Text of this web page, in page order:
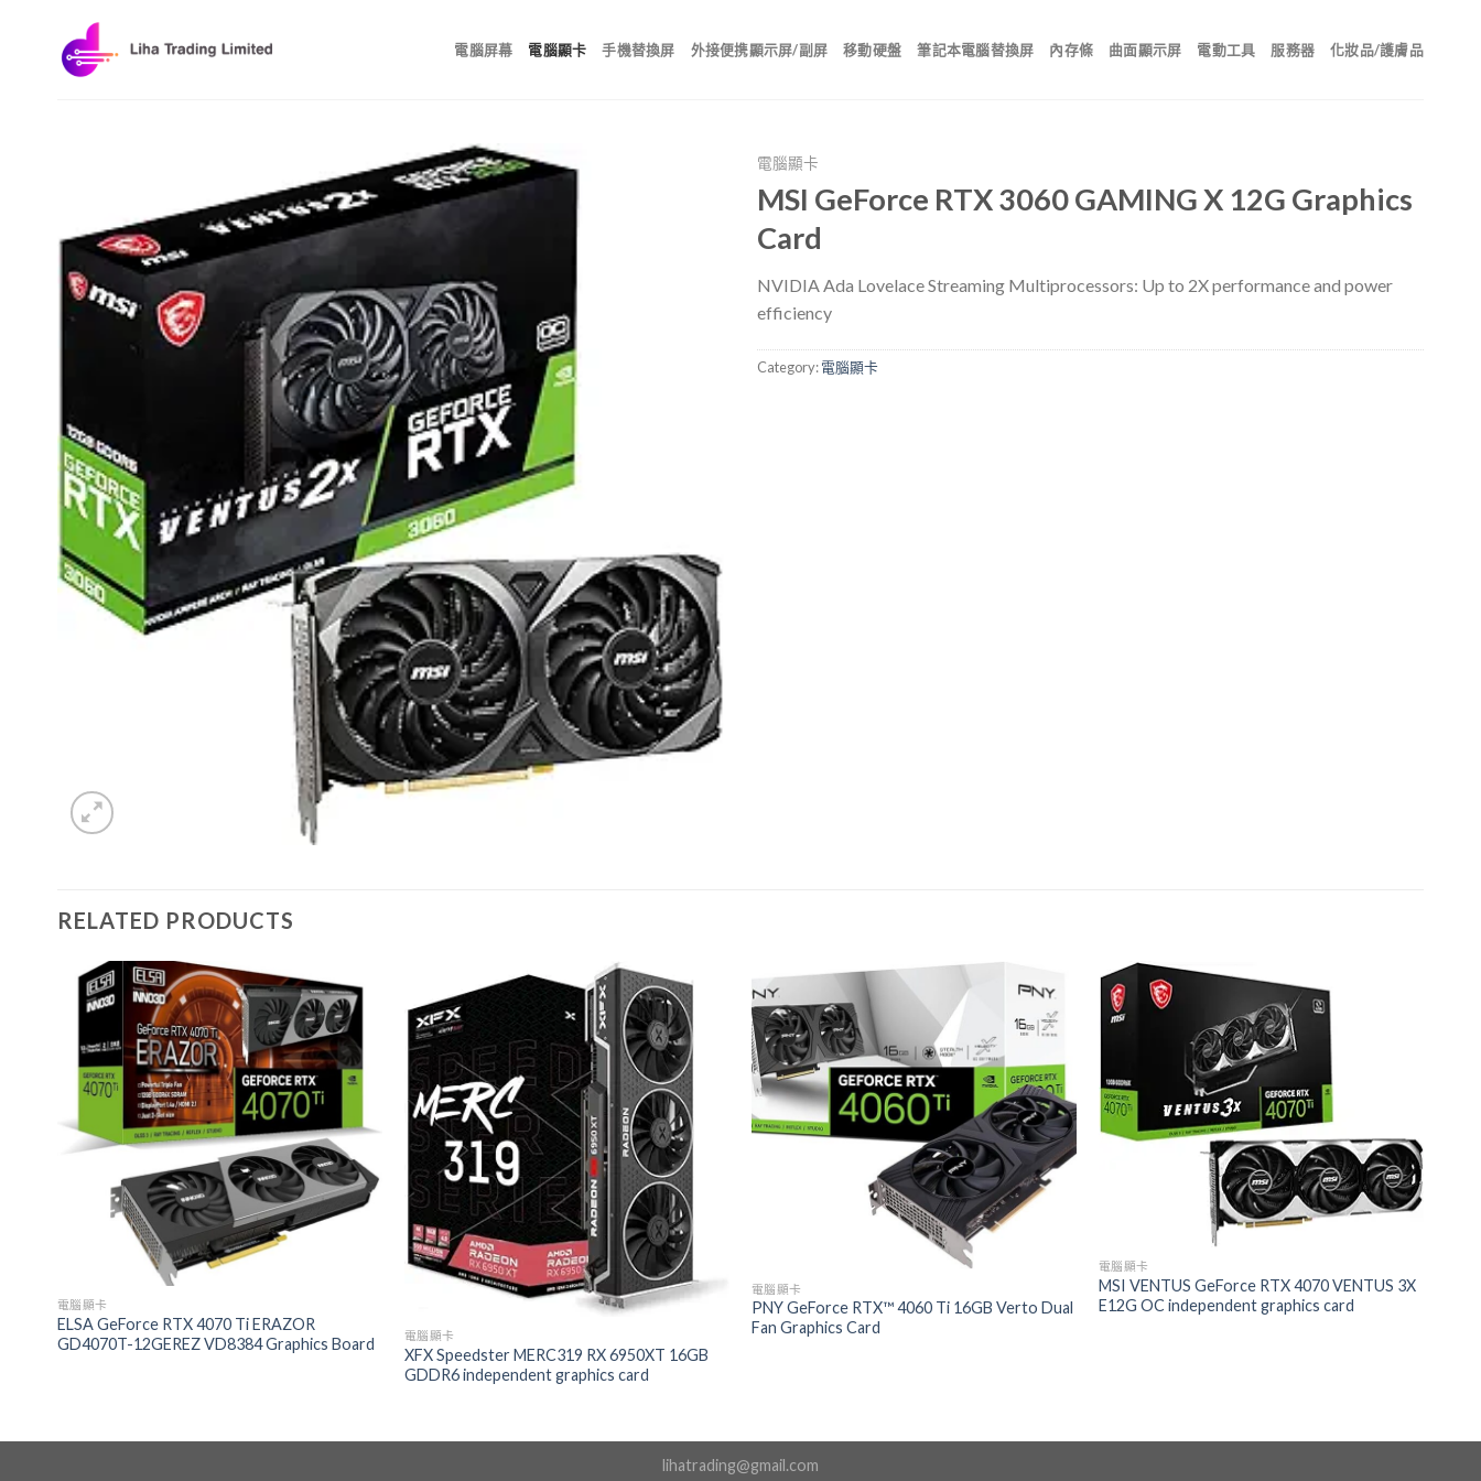
電腦屏幕 電腦顯卡 手機替換屏 外接便携顯示屏/副屏 移動硬盤 筆記本電腦替換屏 內存條 曲面顯示屏 電動工具 服務器 化妝品/護膚品
電腦顯卡
MSI GeForce RTX 3060 GAMING X 12G Graphics
Card
NVIDIA Ada Lovelace Streaming Multiprocessors: Up to 2X performance and power
efficiency
Category:電腦顯卡
RELATED PRODUCTS
電腦顯卡
ELSA GeForce RTX 4070 Ti ERAZOR
GD4070T-12GEREZ VD8384 Graphics Board
電腦顯卡
XFX Speedster MERC319 RX 6950XT 16GB
GDDR6 independent graphics card
電腦顯卡
PNY GeForce RTX™ 4060 Ti 16GB Verto Dual
Fan Graphics Card
電腦顯卡
MSI VENTUS GeForce RTX 4070 VENTUS 3X
E12G OC independent graphics card
lihatrading@gmail.com